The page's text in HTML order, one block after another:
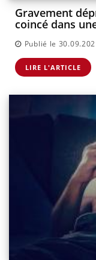
Gravement
coincé dans
Publié le
LIRE L'ARTICLE